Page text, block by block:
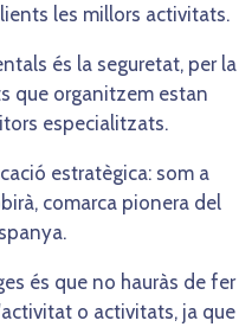
les millors activitats.
és la seguretat, per la
que organitzem estan
especialitzats.
estratègica: som a
comarca pionera del
és que no hauràs de fer
o activitats, ja que